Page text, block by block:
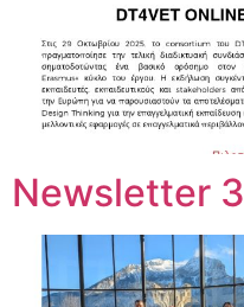
Newsletter 3